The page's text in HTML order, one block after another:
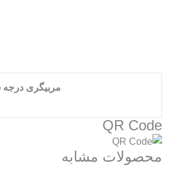
مربیگری
QR Code
محصولات مشابه